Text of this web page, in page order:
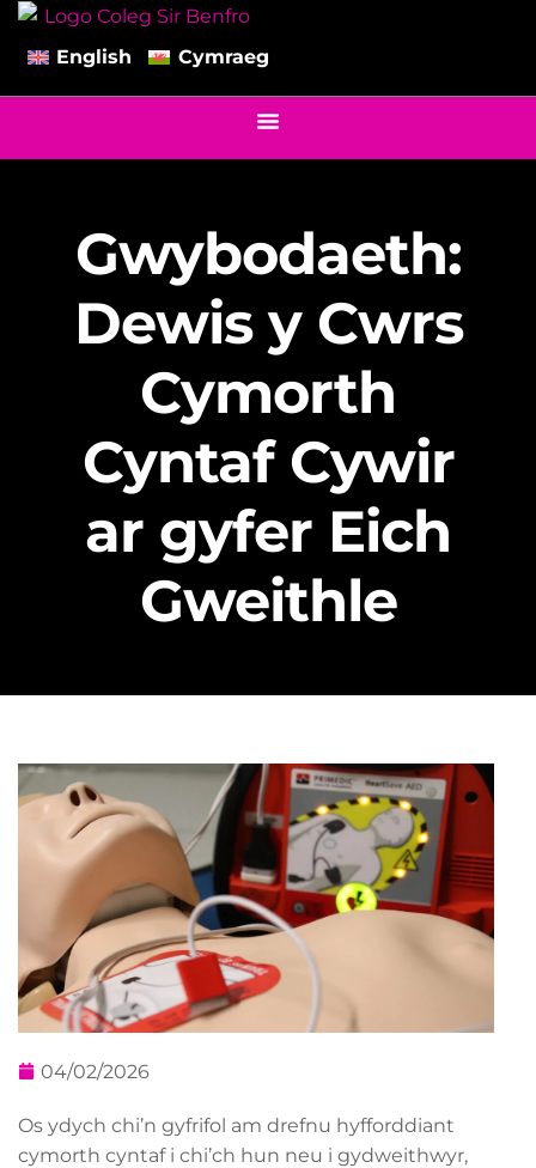
English Cymraeg
Gwybodaeth:
Dewis y Cwrs
Cymorth
Cyntaf Cywir
ar gyfer Eich
Gweithle
04/02/2026
Os ydych chi’n gyfrifol am drefnu hyfforddiant
cymorth cyntaf i chi’ch hun neu i gydweithwyr,